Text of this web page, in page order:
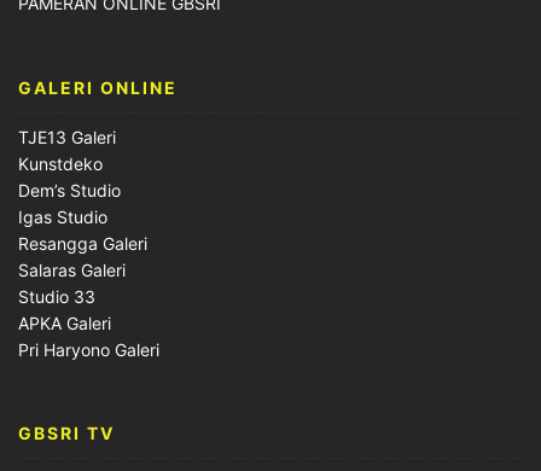
GALERI ONLINE
TJE13 Galeri
Kunstdeko
Dem’s Studio
Igas Studio
Resangga Galeri
Salaras Galeri
Studio 33
APKA Galeri
Pri Haryono Galeri
GBSRI TV